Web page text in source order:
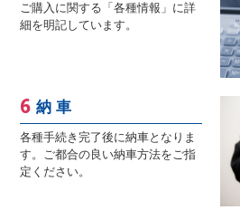
ご購入に関する「各種情報」に詳
細を明記しています。
納 車
各種手続き完了後に納車となりま
す。ご都合の良い納車方法をご指
定ください。